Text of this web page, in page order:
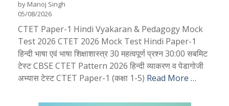
by Manoj Singh
05/08/2026
CTET Paper-1 Hindi Vyakaran & Pedagogy Mock
Test 2026 CTET 2026 Mock Test Hindi Paper-1
हिन्दी भाषा एवं भाषा शिक्षाशास्त्र 30 महत्वपूर्ण प्रश्न 30:00 सबमिट
टेस्ट CBSE CTET Pattern 2026 हिन्दी व्याकरण व पेडागोजी
अभ्यास टेस्ट CTET Paper-1 (कक्षा 1-5) Read More …